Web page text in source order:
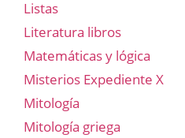
Listas
Literatura libros
Matemáticas y lógica
Misterios Expediente X
Mitología
Mitología griega